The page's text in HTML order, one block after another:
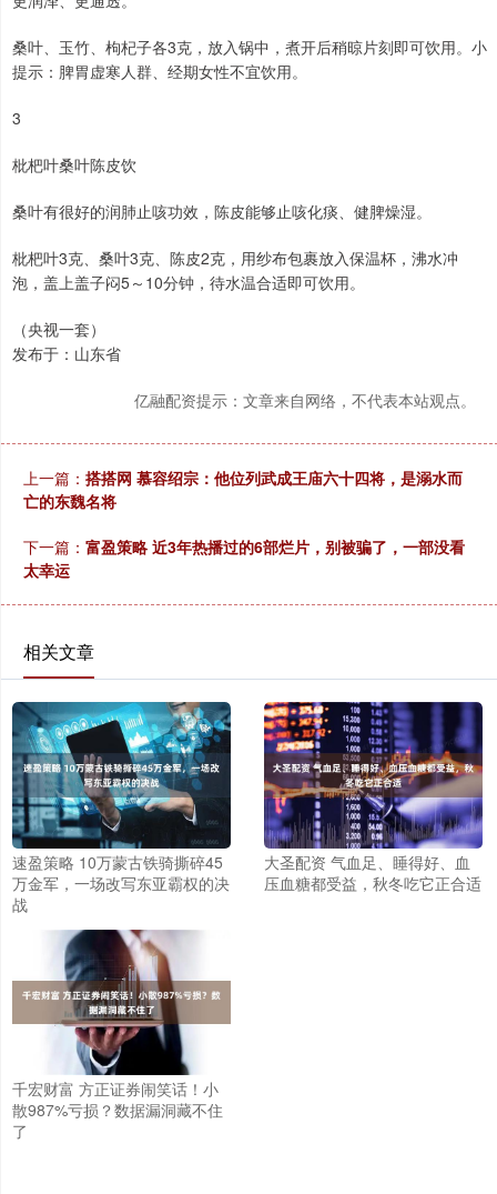
桑叶、玉竹、枸杞子各3克，放入锅中，煮开后稍晾片刻即可饮用。小
提示：脾胃虚寒人群、经期女性不宜饮用。
3
枇杷叶桑叶陈皮饮
桑叶有很好的润肺止咳功效，陈皮能够止咳化痰、健脾燥湿。
枇杷叶3克、桑叶3克、陈皮2克，用纱布包裹放入保温杯，沸水冲
泡，盖上盖子闷5～10分钟，待水温合适即可饮用。
（央视一套）
发布于：山东省
亿融配资提示：文章来自网络，不代表本站观点。
上一篇： 搭搭网 慕容绍宗：他位列武成王庙六十四将，是溺水而
亡的东魏名将
下一篇： 富盈策略 近3年热播过的6部烂片，别被骗了，一部没看
太幸运
相关文章
速盈策略 10万蒙古铁骑撕碎45
万金军，一场改写东亚霸权的决
战
大圣配资 气血足、睡得好、血
压血糖都受益，秋冬吃它正合适
千宏财富 方正证券闹笑话！小
散987%亏损？数据漏洞藏不住
了